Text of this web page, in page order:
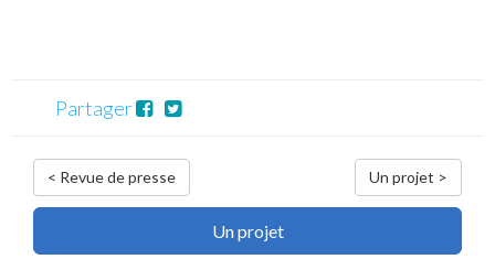
Partager
< Revue de presse Un projet >
Un projet